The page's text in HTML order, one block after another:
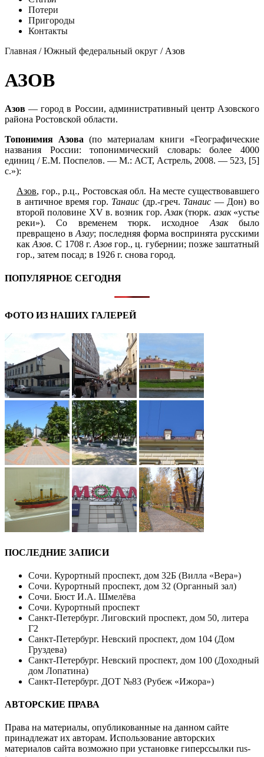
Потери
Пригороды
Контакты
Главная /Южный федеральный округ / Азов
АЗОВ
Азов — город в России, административный центр Азовского
района Ростовской области.
Топонимия Азова (по материалам книги «Географические
названия России: топонимический словарь: более 4000
единиц / Е.М. Поспелов. — М.: АСТ, Астрель, 2008. — 523, [5]
с.»):
Азов, гор., р.ц., Ростовская обл. На месте существовавшего
в античное время гор. Танаис (др.-греч. Танаис — Дон) во
второй половине XV в. возник гор. Азак(тюрк. азак«устье
реки»). Со временем тюрк. исходное Азакбыло
превращено вАзау; последняя форма воспринята русскими
какАзов. С 1708 г.Азов гор., ц. губернии; позже заштатный
гор., затем посад; в 1926 г. снова город.
ПОПУЛЯРНОЕ СЕГОДНЯ
ФОТО ИЗ НАШИХ ГАЛЕРЕЙ
ПОСЛЕДНИЕ ЗАПИСИ
Сочи. Курортный проспект, дом 32Б (Вилла «Вера»)
Сочи. Курортный проспект, дом 32 (Органный зал)
Сочи. Бюст И.А. Шмелёва
Сочи. Курортный проспект
Санкт-Петербург. Лиговский проспект, дом 50, литера
Г2
Санкт-Петербург. Невский проспект, дом 104 (Дом
Груздева)
Санкт-Петербург. Невский проспект, дом 100 (Доходный
дом Лопатина)
Санкт-Петербург. ДОТ №83 (Рубеж «Ижора»)
АВТОРСКИЕ ПРАВА
Права на материалы, опубликованные на данном сайте
принадлежат их авторам. Использование авторских
материалов сайта возможно при установке гиперссылки rus-